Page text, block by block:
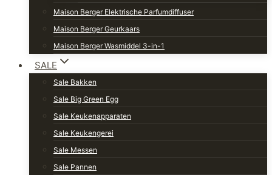
Maison Berger Elektrische Parfumdiffuser
Maison Berger Geurkaars
Maison Berger Wasmiddel 3-in-1
SALE
Sale Bakken
Sale Big Green Egg
Sale Keukenapparaten
Sale Keukengerei
Sale Messen
Sale Pannen